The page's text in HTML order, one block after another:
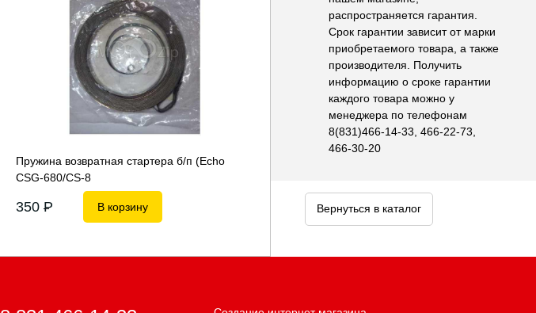
распространяется гарантия.
Срок гарантии зависит от марки
приобретаемого товара, а также
производителя. Получить
информацию о сроке гарантии
каждого товара можно у
менеджера по телефонам
8(831)466-14-33, 466-22-73,
466-30-20
Вернуться в каталог
Пружина возвратная стартера б/п (Echo
CSG-680/CS-8
350 P В корзину